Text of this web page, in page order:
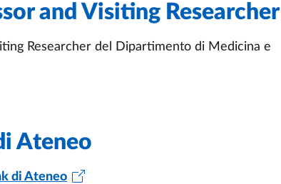
and Visiting Researcher
Researcher del Dipartimento di Medicina e
Ateneo
di Ateneo